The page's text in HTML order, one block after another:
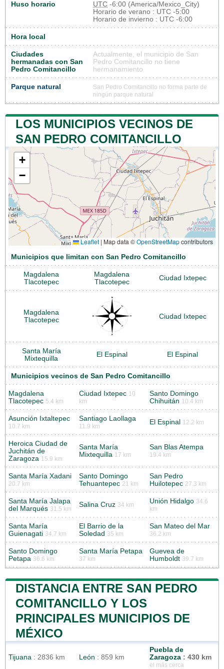
Huso horario UTC -6:00 (America/Mexico_City)
Horario de verano : UTC -5:00
Horario de invierno : UTC -6:00
Hora local
Ciudades
hermanadas con San
Pedro Comitancillo
Actualmente, el municipio de San
Pedro Comitancillo no tiene
hermanamiento
Parque natural
San Pedro Comitancillo no forma parte de
ningún parque natural
LOS MUNICIPIOS VECINOS DE
SAN PEDRO COMITANCILLO
+
−
Leaflet | Map data ©OpenStreetMapcontributors
Municipios que limitan con San Pedro Comitancillo
Magdalena
Tlacotepec
Magdalena
Tlacotepec
Ciudad Ixtepec
Magdalena
Tlacotepec
Ciudad Ixtepec
Santa María
Mixtequilla
El Espinal El Espinal
Municipios vecinos de San Pedro Comitancillo
Magdalena
Tlacotepec 5.4 km
Ciudad Ixtepec 10
km
Santo Domingo
Chihuitán 10.4 km
Asunción Ixtaltepec
10.7 km
Santiago Laollaga
11.9 km
El Espinal 12.2 km
Heroica Ciudad de
Juchitán de
Zaragoza 15.9 km
Santa María
Mixtequilla 17 km
San Blas Atempa
19.4 km
Santa María Xadani
20.7 km
Santo Domingo
Tehuantepec 21 km
San Pedro
Huilotepec 27.3 km
Santa María Jalapa
del Marqués 31.5 km
Salina Cruz 34 km Unión Hidalgo 34.6
km
Santa María
Guienagati 34.7 km
El Barrio de la
Soledad 35 km
San Mateo del Mar
36.2 km
Santo Domingo
Petapa 36.6 km
Santa María Petapa
37 km
Guevea de
Humboldt 39.7 km
DISTANCIA ENTRE SAN PEDRO
COMITANCILLO Y LOS
PRINCIPALES MUNICIPIOS DE
MÉXICO
Tijuana : 2836 km León : 859 km
Puebla de
Zaragoza : 430 km
el más cerca